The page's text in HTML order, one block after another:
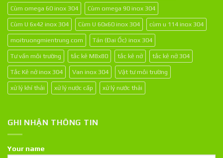
Cùm omega 60 inox 304 Cùm omega 90 inox 304
Cùm U 6x42 inox 304 Cùm U 60x60 inox 304 cùm u 114 inox 304
moitruongmientrung.com Tán (Đai Ốc) inox 304
Tư vấn môi trường tắc kê M8x80 tắc kê nở tắc kê nở 304
Tắc Kê nở inox 304 Van inox 304 Vật tư môi trường
xử lý khí thải xử lý nước cấp xử lý nước thải
GHI NHẬN THÔNG TIN
Your name